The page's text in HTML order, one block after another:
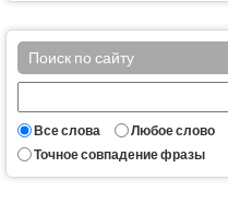
Поиск по сайту
Все слова
Любое слово
Точное совпадение фразы